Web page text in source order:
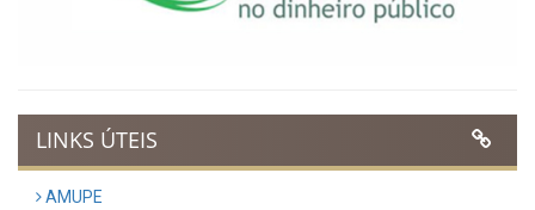
LINKS ÚTEIS
AMUPE